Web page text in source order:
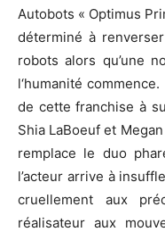
Autobots « Optimus
déterminé à
robots alors qu’une
l‘humanité
de cette franchise à
Shia LaBoeuf et
remplace le duo
l’acteur arrive à
cruellement aux
réalisateur aux